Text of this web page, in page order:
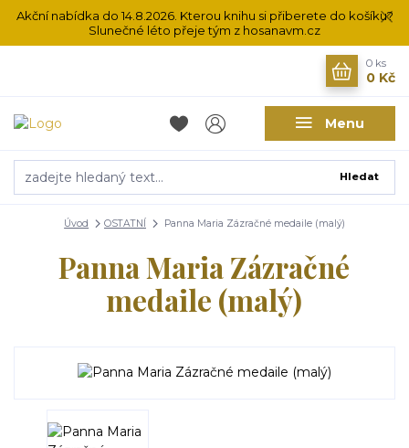
Akční nabídka do 14.8.2026. Kterou knihu si přiberete do košíku?
Slunečné léto přeje tým z hosanavm.cz
Menu
Hledat
0 ks
0 Kč
Úvod OSTATNÍ Panna Maria Zázračné medaile (malý)
Panna Maria Zázračné
medaile (malý)